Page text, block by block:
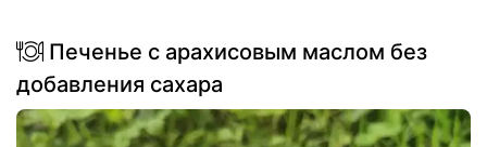
Печенье с арахисовым маслом без
добавления сахара